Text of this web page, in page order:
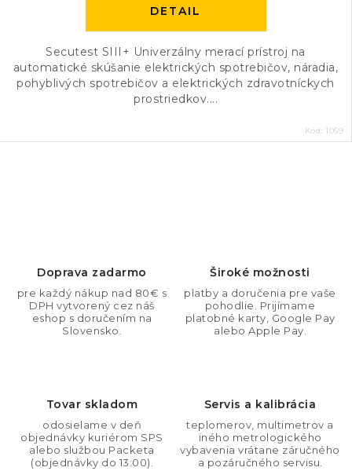
DETAIL
Secutest SIII+ Univerzálny merací prístroj na
automatické skúšanie elektrických spotrebičov, náradia,
pohyblivých spotrebičov a elektrických zdravotníckych
prostriedkov....
Kód: 1059
Doprava zadarmo
pre každý nákup nad 80€ s
DPH vytvorený cez náš
eshop s doručením na
Slovensko.
Široké možnosti
platby a doručenia pre vaše
pohodlie. Prijímame
platobné karty, Google Pay
alebo Apple Pay.
Tovar skladom
odosielame v deň
objednávky kuriérom SPS
alebo službou Packeta
(objednávky do 13:00).
Servis a kalibrácia
teplomerov, multimetrov a
iného metrologického
vybavenia vrátane záručného
a pozáručného servisu.